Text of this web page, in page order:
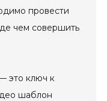
провести
чем совершить
это ключ к
шаблон